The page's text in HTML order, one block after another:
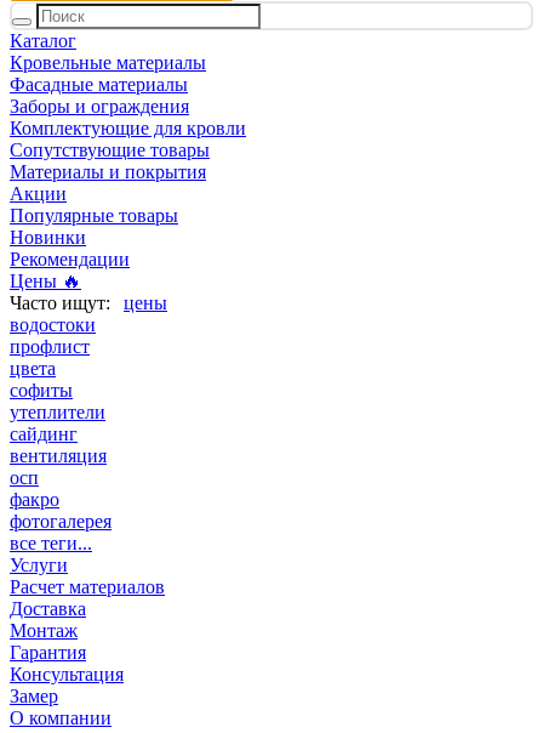
Каталог
Кровельные материалы
Фасадные материалы
Заборы и ограждения
Комплектующие для кровли
Сопутствующие товары
Материалы и покрытия
Акции
Популярные товары
Новинки
Рекомендации
Цены 🔥
цены
водостоки
профлист
цвета
софиты
утеплители
сайдинг
вентиляция
осп
факро
фотогалерея
все теги...
Услуги
Расчет материалов
Доставка
Монтаж
Гарантия
Консультация
Замер
О компании